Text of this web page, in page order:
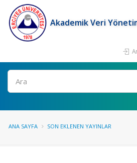
Akademik Veri
Ara
ANA SAYFA SON EKLENEN YAYINLAR